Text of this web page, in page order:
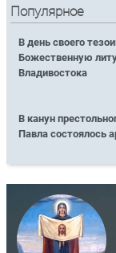
Популярное
В день своего
Божественную
Владивостока
В канун
Павла состоялось